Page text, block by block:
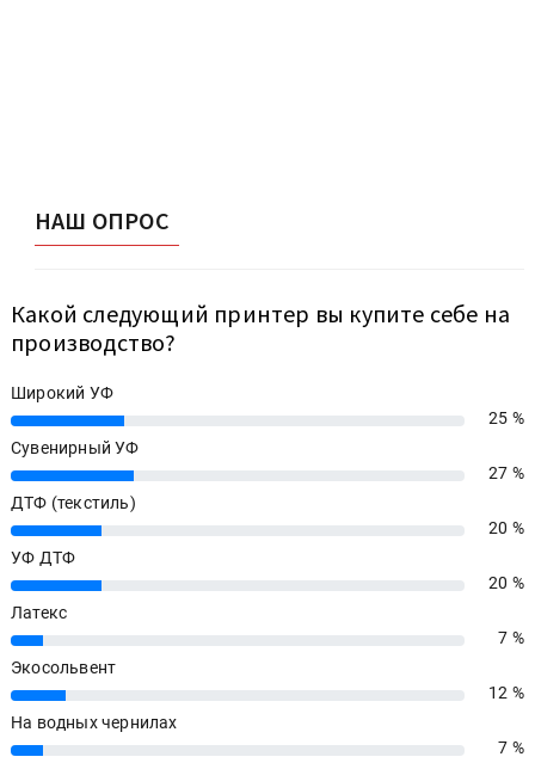
НАШ ОПРОС
Какой следующий принтер вы купите себе на
производство?
Широкий УФ
25%
25 %
Сувенирный УФ
27%
27 %
ДТФ (текстиль)
20%
20 %
УФ ДТФ
20%
20 %
Латекс
7%
7 %
Экосольвент
12%
12 %
На водных чернилах
7%
7 %